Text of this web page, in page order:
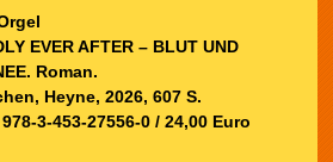
EVER AFTER – BLUT UND
Roman.
Heyne, 2026, 607 S.
978-3-453-27556-0 / 24,00 Euro